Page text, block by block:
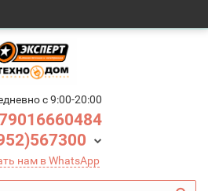
c 9:00-20:00
нам в WhatsApp